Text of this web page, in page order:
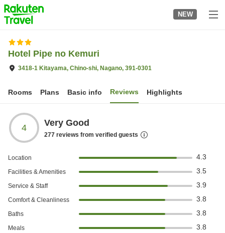
to
top
page
NEW
Hotel Pipe no Kemuri
3418-1 Kitayama, Chino-shi, Nagano, 391-0301
Rooms Plans Basic info Reviews Highlights
4 Very Good
277 reviews from verified guests
Location 4.3
Facilities & Amenities 3.5
Service & Staff 3.9
Comfort & Cleanliness 3.8
Baths 3.8
Meals 3.8